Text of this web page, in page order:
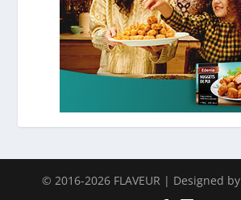
© 2016-2026 FLAVEUR | Designed by